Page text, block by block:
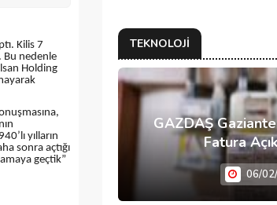
Kilis 7
Bu nedenle
Holding
yılların
sonra açtığı
geçtik”
TEKNOLOJI
GAZDAŞ
Fatura
06/